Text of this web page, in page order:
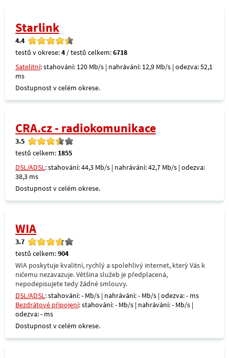
Starlink
4.4
testů v okrese:4 / testů celkem:6718
Satelitní: stahování: 120 Mb/s | nahrávání: 12,9 Mb/s | odezva: 52,1
ms
Dostupnost v celém okrese.
CRA.cz - radiokomunikace
3.5
testů celkem: 1855
DSL/ADSL: stahování: 44,3 Mb/s | nahrávání: 42,7 Mb/s | odezva:
38,3 ms
Dostupnost v celém okrese.
WIA
3.7
testů celkem:904
WIA poskytuje kvalitní, rychlý a spolehlivý internet, který Vás k
ničemu nezavazuje. Většina služeb je předplacená,
nepodepisujete tedy žádné smlouvy.
DSL/ADSL: stahování: - Mb/s | nahrávání: - Mb/s | odezva: - ms
Bezdrátové připojení: stahování: - Mb/s | nahrávání: - Mb/s |
odezva: - ms
Dostupnost v celém okrese.